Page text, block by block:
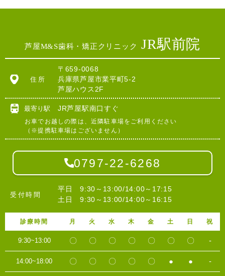
芦屋M&S歯科・矯正クリニック JR駅前院
住所
〒659-0068
兵庫県芦屋市業平町5-2
芦屋ハウス2F
最寄り駅 JR芦屋駅南口すぐ
お車でお越しの際は、近隣駐車場をご利用ください
（※提携駐車場はございません）
0797-22-6268
受付時間
平日 9:30～13:00/14:00～17:15
土日 9:30～13:00/14:00～16:15
診療時間 月 火 水 木 金 土 日 祝
9:30~13:00 〇 〇 〇 〇 〇 〇 〇 -
14:00~18:00 〇 〇 〇 〇 〇 ● ● -